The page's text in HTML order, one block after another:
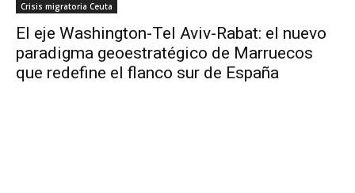
Crisis migratoria Ceuta
El eje Washington-Tel Aviv-Rabat: el nuevo
paradigma geoestratégico de Marruecos
que redefine el flanco sur de España